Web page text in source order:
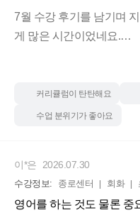
7월 수강 후기를 남기며
게 많은 시간이었네요.
고, 체화해서 직접 아웃풋
내는 힘이 필요하다"고 말
그리고 "영어는 내 위주의
는 말씀처럼, 단순히 대답
커리큘럼이 탄탄해요
수업 분위기가 좋아요
이*은 2026.07.30
수강정보: 종로센터 회화
영어를 하는 것도 물론 중